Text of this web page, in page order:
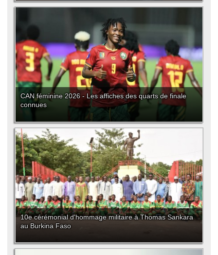
CAN féminine 2026 - Les affiches des quarts de finale
connues
10e cérémonial d'hommage militaire à Thomas Sankara
au Burkina Faso